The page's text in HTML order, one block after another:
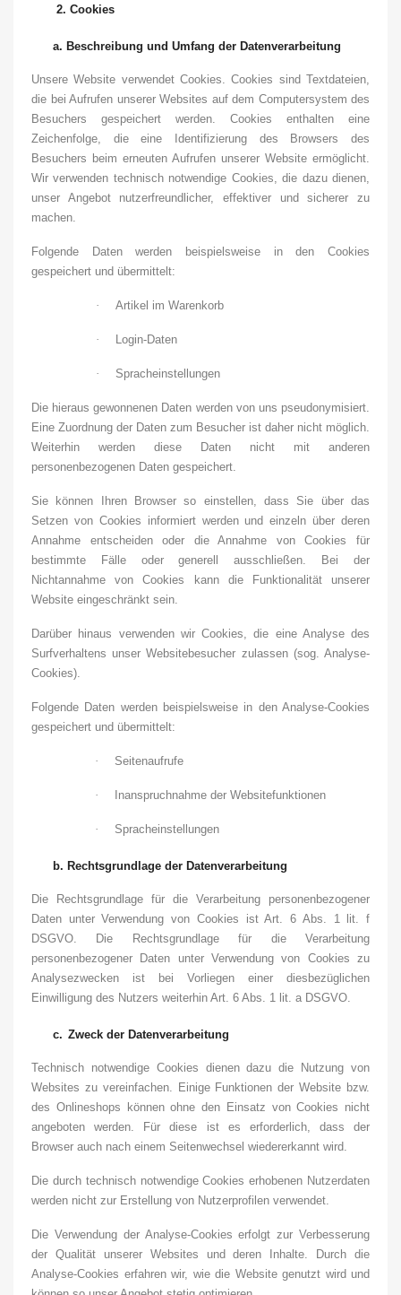
2. Cookies
a. Beschreibung und Umfang der Datenverarbeitung
Unsere Website verwendet Cookies. Cookies sind Textdateien,
die bei Aufrufen unserer Websites auf dem Computersystem des
Besuchers gespeichert werden. Cookies enthalten eine
Zeichenfolge, die eine Identifizierung des Browsers des
Besuchers beim erneuten Aufrufen unserer Website ermöglicht.
Wir verwenden technisch notwendige Cookies, die dazu dienen,
unser Angebot nutzerfreundlicher, effektiver und sicherer zu
machen.
Folgende Daten werden beispielsweise in den Cookies
gespeichert und übermittelt:
· Artikel im Warenkorb
· Login-Daten
· Spracheinstellungen
Die hieraus gewonnenen Daten werden von uns pseudonymisiert.
Eine Zuordnung der Daten zum Besucher ist daher nicht möglich.
Weiterhin werden diese Daten nicht mit anderen
personenbezogenen Daten gespeichert.
Sie können Ihren Browser so einstellen, dass Sie über das
Setzen von Cookies informiert werden und einzeln über deren
Annahme entscheiden oder die Annahme von Cookies für
bestimmte Fälle oder generell ausschließen. Bei der
Nichtannahme von Cookies kann die Funktionalität unserer
Website eingeschränkt sein.
Darüber hinaus verwenden wir Cookies, die eine Analyse des
Surfverhaltens unser Websitebesucher zulassen (sog. Analyse-
Cookies).
Folgende Daten werden beispielsweise in den Analyse-Cookies
gespeichert und übermittelt:
· Seitenaufrufe
· Inanspruchnahme der Websitefunktionen
· Spracheinstellungen
b. Rechtsgrundlage der Datenverarbeitung
Die Rechtsgrundlage für die Verarbeitung personenbezogener
Daten unter Verwendung von Cookies ist Art. 6 Abs. 1 lit. f
DSGVO.
Die Rechtsgrundlage für die Verarbeitung
personenbezogener Daten unter Verwendung von Cookies zu
Analysezwecken ist bei Vorliegen einer diesbezüglichen
Einwilligung des Nutzers weiterhin Art. 6 Abs. 1 lit. a DSGVO.
c. Zweck der Datenverarbeitung
Technisch notwendige Cookies dienen dazu die Nutzung von
Websites zu vereinfachen. Einige Funktionen der Website bzw.
des Onlineshops können ohne den Einsatz von Cookies nicht
angeboten werden. Für diese ist es erforderlich, dass der
Browser auch nach einem Seitenwechsel wiedererkannt wird.
Die durch technisch notwendige Cookies erhobenen Nutzerdaten
werden nicht zur Erstellung von Nutzerprofilen verwendet.
Die Verwendung der Analyse-Cookies erfolgt zur Verbesserung
der Qualität unserer Websites und deren Inhalte. Durch die
Analyse-Cookies erfahren wir, wie die Website genutzt wird und